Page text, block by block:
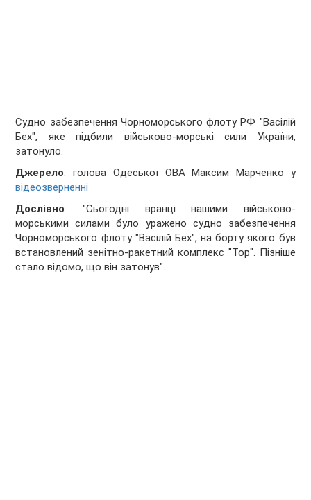
Судно забезпечення Чорноморського флоту РФ "Васілій
Бех", яке підбили військово-морські сили України,
затонуло.
Джерело: голова Одеської ОВА Максим Марченко у
відеозверненні
Дослівно: "Сьогодні вранці нашими військово-
морськими силами було уражено судно забезпечення
Чорноморського флоту "Васілій Бех", на борту якого був
встановлений зенітно-ракетний комплекс "Тор". Пізніше
стало відомо, що він затонув".